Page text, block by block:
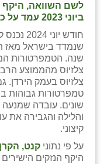
לשם השוואה, היקף
ביוני 2023 עמד על כ-3 מיליון ש"ח בלבד
חודש
שנמדד בישראל מאז
צלזיוס בעמק הירדן.
טמפרטורות גבוהות
שונים. עובדה
והלילה והגבירה את
קיצוני.
על פי נתוני קנט,
היקף הנזקים
חמרה
חרב לאת
יבול (מורג)
יקנעם
כליל
יד השמונה
כפר אביב